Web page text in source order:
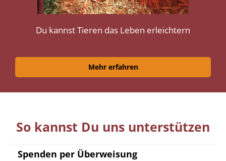
Du kannst Tieren das Leben erleichtern
Mehr erfahren
So kannst Du uns unterstützen
Spenden per Überweisung